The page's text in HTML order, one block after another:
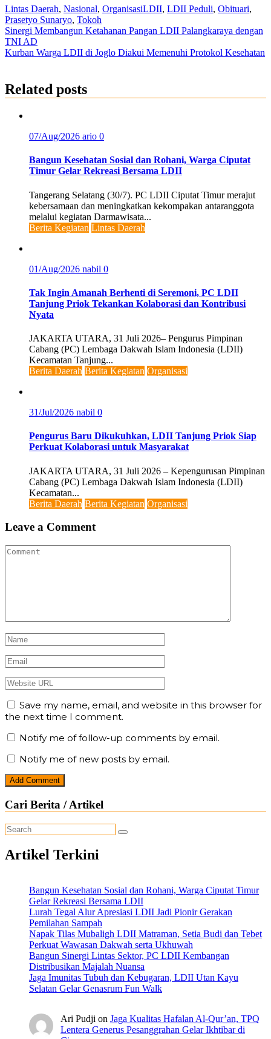
Lintas Daerah, Nasional, OrganisasiLDII, LDII Peduli, Obituari,
Prasetyo Sunaryo, Tokoh
Post
navigation
Sinergi Membangun Ketahanan Pangan LDII Palangkaraya dengan
TNI AD
Kurban Warga LDII di Joglo Diakui Memenuhi Protokol Kesehatan
Related posts
07/Aug/2026 ario 0
Bangun Kesehatan Sosial dan Rohani, Warga Ciputat
Timur Gelar Rekreasi Bersama LDII
Tangerang Selatang (30/7). PC LDII Ciputat Timur merajut
kebersamaan dan meningkatkan kekompakan antaranggota
melalui kegiatan Darmawisata...
Berita Kegiatan Lintas Daerah
01/Aug/2026 nabil 0
Tak Ingin Amanah Berhenti di Seremoni, PC LDII
Tanjung Priok Tekankan Kolaborasi dan Kontribusi
Nyata
JAKARTA UTARA, 31 Juli 2026– Pengurus Pimpinan
Cabang (PC) Lembaga Dakwah Islam Indonesia (LDII)
Kecamatan Tanjung...
Berita Daerah Berita Kegiatan Organisasi
31/Jul/2026 nabil 0
Pengurus Baru Dikukuhkan, LDII Tanjung Priok Siap
Perkuat Kolaborasi untuk Masyarakat
JAKARTA UTARA, 31 Juli 2026 – Kepengurusan Pimpinan
Cabang (PC) Lembaga Dakwah Islam Indonesia (LDII)
Kecamatan...
Berita Daerah Berita Kegiatan Organisasi
Leave a Comment
Save my name, email, and website in this browser for
the next time I comment.
Notify me of follow-up comments by email.
Notify me of new posts by email.
Cari Berita / Artikel
Artikel Terkini
Bangun Kesehatan Sosial dan Rohani, Warga Ciputat Timur
Gelar Rekreasi Bersama LDII
Lurah Tegal Alur Apresiasi LDII Jadi Pionir Gerakan
Pemilahan Sampah
Napak Tilas Mubaligh LDII Matraman, Setia Budi dan Tebet
Perkuat Wawasan Dakwah serta Ukhuwah
Bangun Sinergi Lintas Sektor, PC LDII Kembangan
Distribusikan Majalah Nuansa
Jaga Imunitas Tubuh dan Kebugaran, LDII Utan Kayu
Selatan Gelar Genasrum Fun Walk
Ari Pudji on Jaga Kualitas Hafalan Al-Qur’an, TPQ
Lentera Generus Pesanggrahan Gelar Ikhtibar di